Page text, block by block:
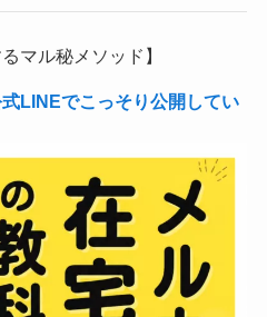
マル秘メソッド】
LINEでこっそり公開してい